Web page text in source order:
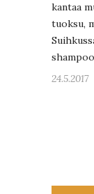
kantaa
tuoksu,
24.5.2017